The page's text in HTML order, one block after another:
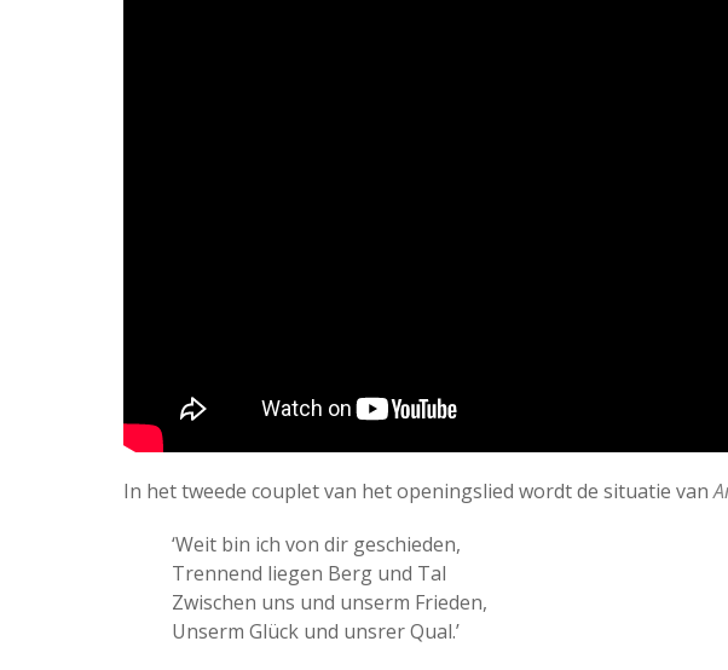
In het tweede couplet van het openingslied wordt de situatie van
‘Weit bin ich von dir geschieden,
Trennend liegen Berg und Tal
Zwischen uns und unserm Frieden,
Unserm Glück und unsrer Qual.’